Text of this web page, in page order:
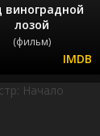
виноградной
лозой
(фильм)